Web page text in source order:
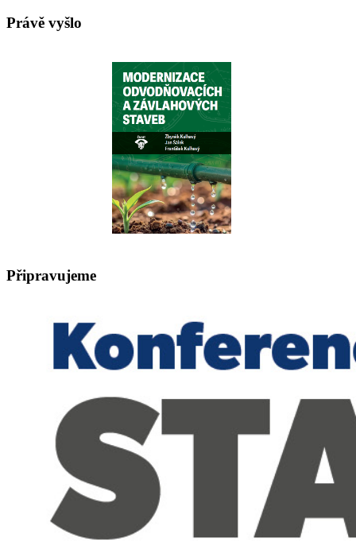
Právě vyšlo
Připravujeme